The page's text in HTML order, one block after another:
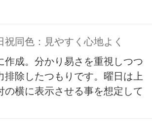
祝同色：見やすく心地よく
作成。分かり易さを重視しつつ
排除したつもりです。曜日は上
の横に表示させる事を想定して